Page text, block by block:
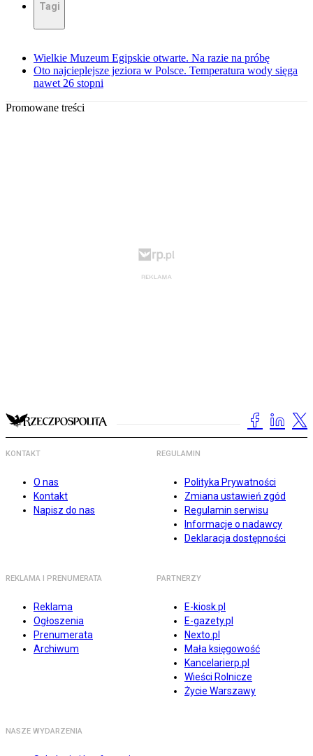
Tagi
Wielkie Muzeum Egipskie otwarte. Na razie na próbę
Oto najcieplejsze jeziora w Polsce. Temperatura wody sięga
nawet 26 stopni
Promowane treści
KONTAKT
O nas
Kontakt
Napisz do nas
REGULAMIN
Polityka Prywatności
Zmiana ustawień zgód
Regulamin serwisu
Informacje o nadawcy
Deklaracja dostępności
REKLAMA I PRENUMERATA
Reklama
Ogłoszenia
Prenumerata
Archiwum
PARTNERZY
E-kiosk.pl
E-gazety.pl
Nexto.pl
Mała księgowość
Kancelarierp.pl
Wieści Rolnicze
Życie Warszawy
NASZE WYDARZENIA